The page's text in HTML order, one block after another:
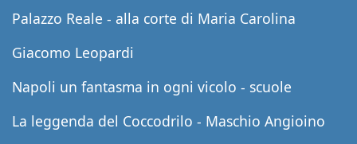
Palazzo Reale - alla corte di Maria Carolina
Giacomo Leopardi
Napoli un fantasma in ogni vicolo - scuole
La leggenda del Coccodrilo - Maschio Angioino